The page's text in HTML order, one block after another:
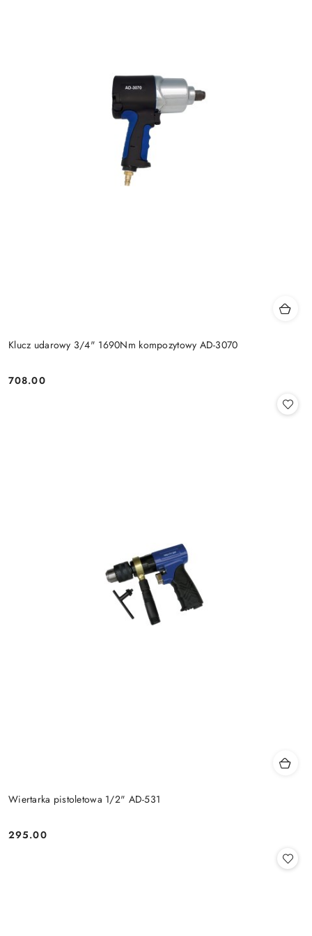
Klucz udarowy 3/4" 1690Nm kompozytowy AD-3070
Cena:
708.00
Wiertarka pistoletowa 1/2" AD-531
Cena:
295.00